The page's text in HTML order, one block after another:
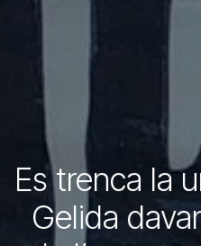
Es trenca la
Gelida